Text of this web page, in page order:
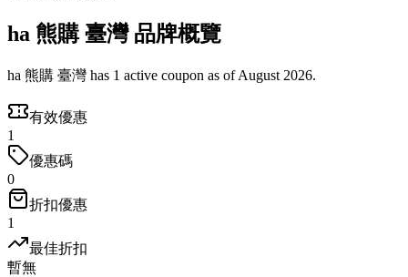
ha 熊購 臺灣 品牌概覽
ha 熊購 臺灣 has 1 active coupon as of August 2026.
有效優惠
1
優惠碼
0
折扣優惠
1
最佳折扣
暫無